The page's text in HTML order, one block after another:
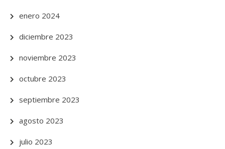
enero 2024
diciembre 2023
noviembre 2023
octubre 2023
septiembre 2023
agosto 2023
julio 2023